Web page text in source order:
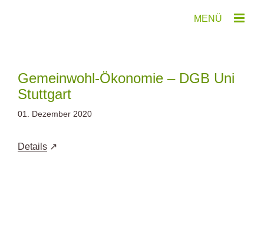
Gemeinwohl-Ökonomie – DGB Uni
Stuttgart
01. Dezember 2020
Details